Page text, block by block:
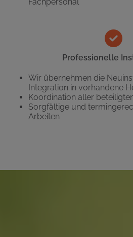
Fachpersonal
Professionelle
Wir übernehmen die
Integration in vorhandene
Koordination aller
Sorgfältige und
Arbeiten